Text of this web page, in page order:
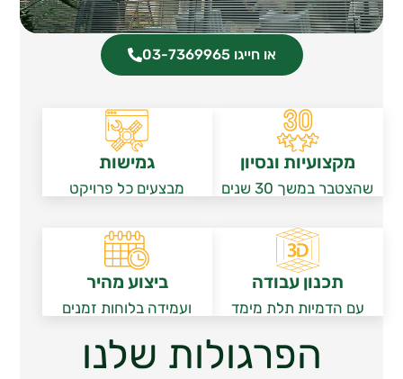
או חייגו 03-7369965
מקצועיות ונסיון
שהצטבר במשך 30 שנים
גמישות
מבצעים כל פרויקט
תכנון עבודה
עם הדמיות תלת מימד
ביצוע מהיר
ועמידה בלוחות זמנים
הפרגולות שלנו